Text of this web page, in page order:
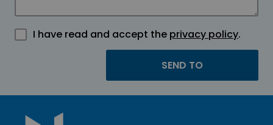
I have read and accept the privacy policy.